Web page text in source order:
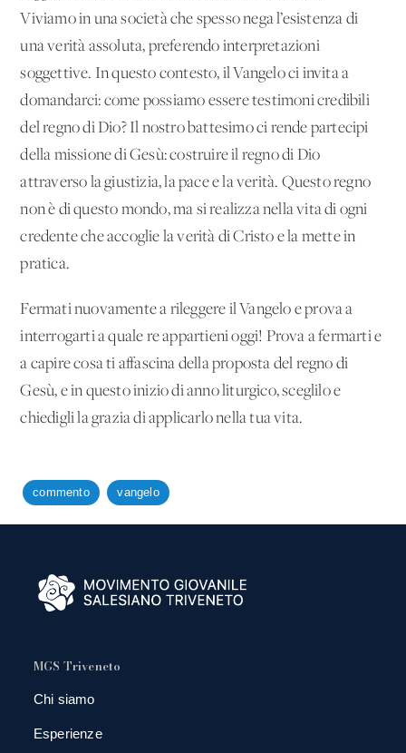
Viviamo in una società che spesso nega l’esistenza di
una verità assoluta, preferendo interpretazioni
soggettive. In questo contesto, il Vangelo ci invita a
domandarci: come possiamo essere testimoni credibili
del regno di Dio? Il nostro battesimo ci rende partecipi
della missione di Gesù: costruire il regno di Dio
attraverso la giustizia, la pace e la verità. Questo regno
non è di questo mondo, ma si realizza nella vita di ogni
credente che accoglie la verità di Cristo e la mette in
pratica.
Fermati nuovamente a rileggere il Vangelo e prova a
interrogarti a quale re appartieni oggi! Prova a fermarti e
a capire cosa ti affascina della proposta del regno di
Gesù, e in questo inizio di anno liturgico, sceglilo e
chiedigli la grazia di applicarlo nella tua vita.
commento vangelo
MGS Triveneto
Chi siamo
Esperienze